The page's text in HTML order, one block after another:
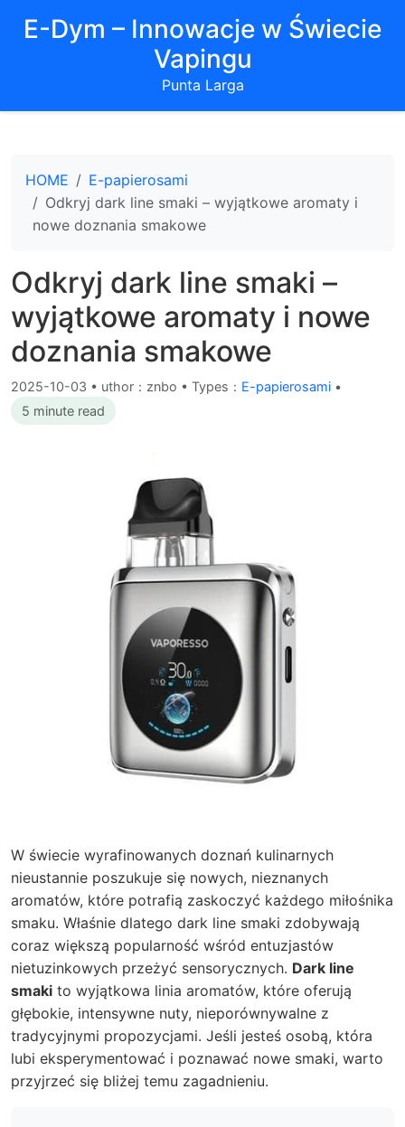
E-Dym – Innowacje w Świecie
Vapingu
Punta Larga
HOME
E-papierosami
Odkryj dark line smaki – wyjątkowe aromaty i
nowe doznania smakowe
Odkryj dark line smaki –
wyjątkowe aromaty i nowe
doznania smakowe
2025-10-03 • uthor：znbo • Types： E-papierosami •
5 minute read
W świecie wyrafinowanych doznań kulinarnych
nieustannie poszukuje się nowych, nieznanych
aromatów, które potrafią zaskoczyć każdego miłośnika
smaku. Właśnie dlatego dark line smaki zdobywają
coraz większą popularność wśród entuzjastów
nietuzinkowych przeżyć sensorycznych. Dark line
smaki to wyjątkowa linia aromatów, które oferują
głębokie, intensywne nuty, nieporównywalne z
tradycyjnymi propozycjami. Jeśli jesteś osobą, która
lubi eksperymentować i poznawać nowe smaki, warto
przyjrzeć się bliżej temu zagadnieniu.